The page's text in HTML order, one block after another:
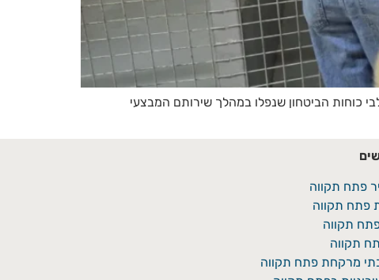
כוחות הביטחון שנפלו במהלך שירותם המבצעי
פתח תקווה
פתח תקווה
תקווה
תקווה
מרקחת פתח תקווה